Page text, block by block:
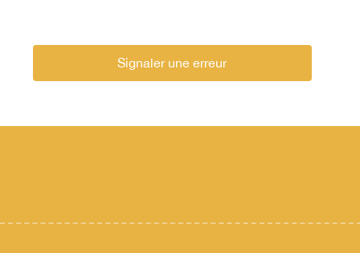
Signaler une erreur